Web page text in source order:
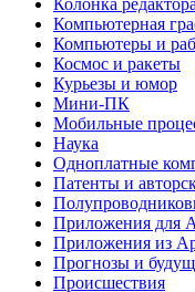
Колонка редактора
Компьютерная
Компьютеры и
Космос и ракеты
Курьезы и юмор
Мини-ПК
Мобильные
Наука
Одноплатные
Патенты и
Приложения для
Приложения из
Прогнозы и
Происшествия